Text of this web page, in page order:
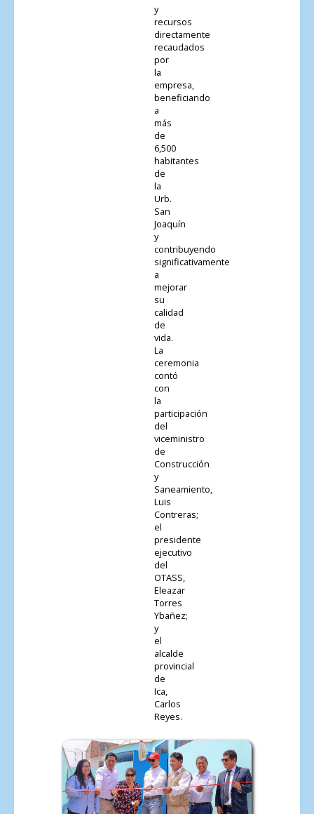
y
recursos
directamente
recaudados
por
la
empresa,
beneficiando
a
más
de
6,500
habitantes
de
la
Urb.
San
Joaquín
y
contribuyendo
significativamente
a
mejorar
su
calidad
de
vida.
La
ceremonia
contó
con
la
participación
del
viceministro
de
Construcción
y
Saneamiento,
Luis
Contreras;
el
presidente
ejecutivo
del
OTASS,
Eleazar
Torres
Ybañez;
y
el
alcalde
provincial
de
Ica,
Carlos
Reyes.